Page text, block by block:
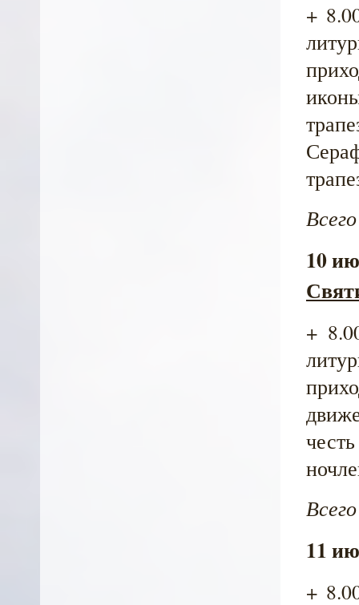
+
10
+
11
+